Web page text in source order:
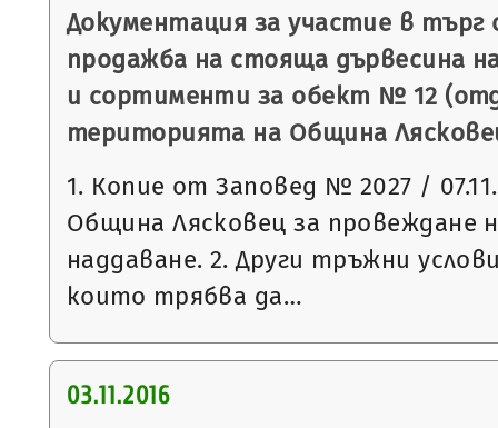
Документация за участие в търг
продажба на стояща дървесина
и сортименти за обект № 12
територията на Община
1. Копие от Заповед № 2027 /
Община Лясковец за провеждане
наддаване. 2. Други тръжни
които трябва да…
03.11.2016